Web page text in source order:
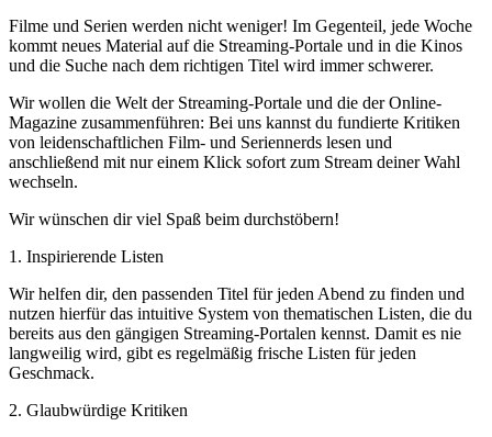
Filme und Serien werden nicht weniger! Im Gegenteil, jede Woche
kommt neues Material auf die Streaming-Portale und in die Kinos
und die Suche nach dem richtigen Titel wird immer schwerer.
Wir wollen die Welt der Streaming-Portale und die der Online-
Magazine zusammenführen: Bei uns kannst du fundierte Kritiken
von leidenschaftlichen Film- und Seriennerds lesen und
anschließend mit nur einem Klick sofort zum Stream deiner Wahl
wechseln.
Wir wünschen dir viel Spaß beim durchstöbern!
1. Inspirierende Listen
Wir helfen dir, den passenden Titel für jeden Abend zu finden und
nutzen hierfür das intuitive System von thematischen Listen, die du
bereits aus den gängigen Streaming-Portalen kennst. Damit es nie
langweilig wird, gibt es regelmäßig frische Listen für jeden
Geschmack.
2. Glaubwürdige Kritiken